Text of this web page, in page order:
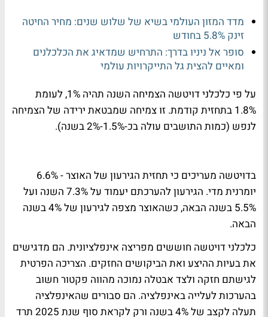
מדד המזון העולמי בשיא של שלוש שנים: מחיר החיטה
זינק 5.8% בחודש
סופר אל ניניו בדרך: התרחיש שמדאיג את הכלכלנים
ומאיים להצית גל התייקרויות עולמי
על פי כלכלני דויטשה הצמיחה השנה תהיה 1%, לעומת
1.8% בתחזית קודמת. זו צמיחה שמבטאת ירידה של הצמיחה
לנפש (כמות התושבים עולה בכ-1.5%-2% בשנה).
בדויטשה מעריכים כי תחזית הגירעון של האוצר - 6.6%
יומרנית מדי. הגירעון להערכתם יעמוד על 7.3% השנה ועל
5.5% בשנה הבאה, כשהאוצר מצפה לגירעון של 4% בשנה
הבאה.
כלכלני דויטשה חוששים מפריצה אינפלציונית. הם מדגישים
את בעיות ההיצע ואת הביקושים החזקים. הצריכה הפרטית
לגישתם חזקה ולצד אבטלה נמוכה מהווה פקטור חשוב
בהערכות לעלייה באינפלציה. הם סבורים שהאינפלציה
תעלה לקצב של 4% בשנה ורק לקראת סוף שנת 2025 תרד